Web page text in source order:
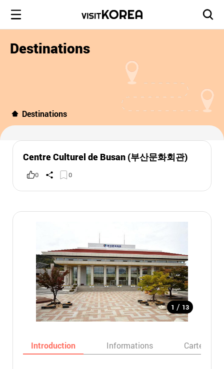
Destinations
Destinations
Centre Culturel de Busan (부산문화회관)
0 0
1 / 13
Introduction Informations Carte